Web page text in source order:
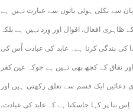
سے نکلی ہوئی باتوں سے عبارت نہیں ہے
افعال، اقوال اور وِرد نہیں ہے بلکہ
کی بندگی کرنا ہے۔ عابد کی عبادت اُس کی
نفاق کے کچھ بھی نہیں ہے جوکہ عین کفر
دعائیں ایک قسم سے تعلق رکھتی ہیں اور
بنا پر کہا جاسکتا ہے کہ عابد کی عبادت،